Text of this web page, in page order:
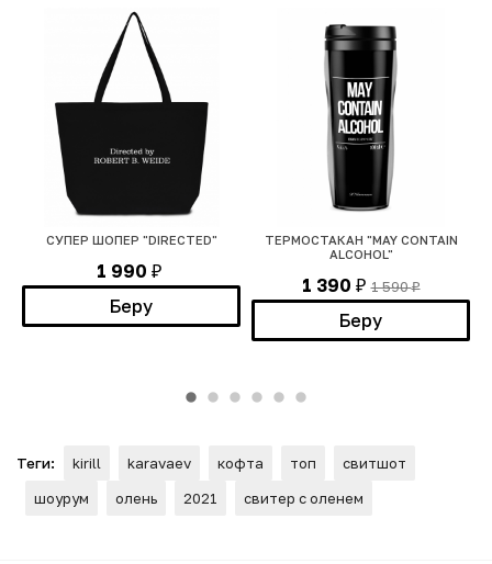
СУПЕР ШОПЕР "DIRECTED"
1 990 ₽
Беру
ТЕРМОСТАКАН "MAY CONTAIN
ALCOHOL"
1 390 ₽ 1 590₽
Беру
Теги: kirill karavaev кофта топ
свитшот
шоурум
олень 2021 свитер с оленем